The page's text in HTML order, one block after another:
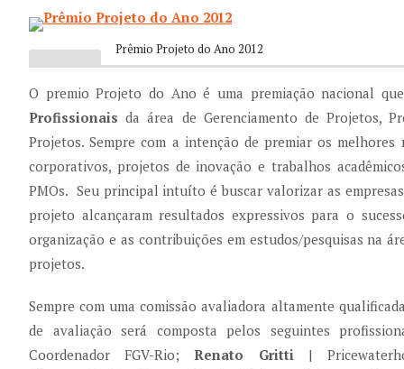
Prêmio Projeto do Ano 2012
O premio Projeto do Ano é uma premiação nacional
Profissionais da área de Gerenciamento de Projetos,
Projetos. Sempre com a intenção de premiar os
corporativos, projetos de inovação e trabalhos
PMOs. Seu principal intuíto é buscar valorizar as
projeto alcançaram resultados expressivos para o
organização e as contribuições em estudos/pesquisas na
projetos.
Sempre com uma comissão avaliadora altamente
de avaliação será composta pelos seguintes
Coordenador FGV-Rio;Renato Gritti |